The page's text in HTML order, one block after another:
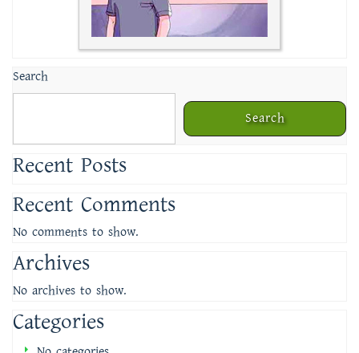
Search
Search
Recent Posts
Recent Comments
No comments to show.
Archives
No archives to show.
Categories